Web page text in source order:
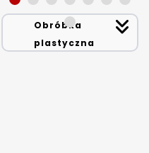
Obróbka
plastyczna